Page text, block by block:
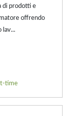
di prodotti e
offrendo
lav...
time